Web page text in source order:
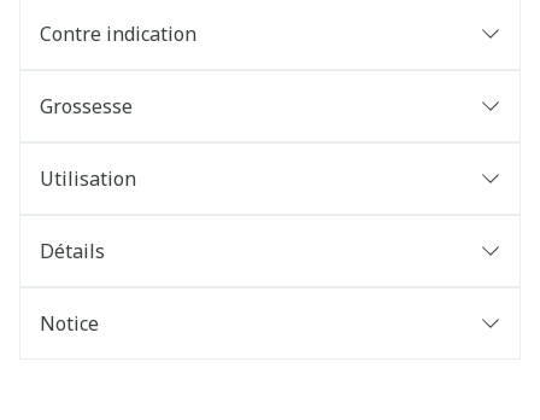
Contre indication
Grossesse
Utilisation
Détails
Notice